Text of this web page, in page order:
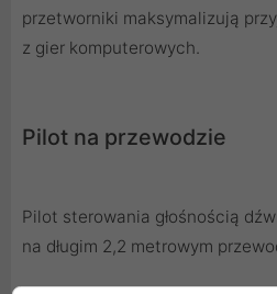
przetworniki maksymalizują
z gier komputerowych.
Pilot na przewodzie
Pilot sterowania głośnością
na długim 2,2 metrowym